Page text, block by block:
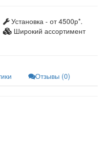
Установка - от 4500р*.
Широкий ассортимент
Отзывы (0)